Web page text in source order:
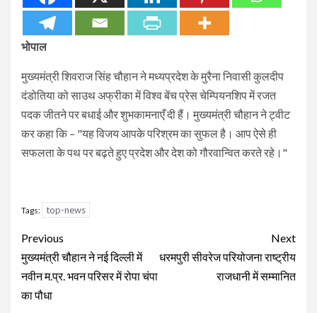
भोपाल
मुख्यमंत्री शिवराज सिंह चौहान ने मध्यप्रदेश के मुरैना निवासी कुलदीप
दंडोतिया को साउथ अफ्रीका में विश्व बेंच प्रेस चेम्पियनशिप में रजत
पदक जीतने पर बधाई और शुभकामनाएँ दी हैं। मुख्यमंत्री चौहान ने ट्वीट
कर कहा कि – "यह विजय आपके परिश्रम का सुफल है। आप ऐसे ही
सफलता के पथ पर बढ़ते हुए प्रदेश और देश को गौरवान्वित करते रहे।"
Tags: top-news
Continue
Reading
Previous
मुख्यमंत्री चौहान ने नई दिल्ली में
नवीन म.प्र. भवन परिसर में रोपा चंपा
का पौधा
Next
धरमपुरी सीवरेज परियोजना राष्ट्रीय
राजधानी में सम्मानित